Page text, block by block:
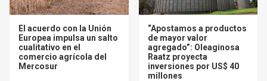
El acuerdo con la Unión
Europea impulsa un salto
cualitativo en el
comercio agrícola del
Mercosur
“Apostamos a productos
de mayor valor
agregado”: Oleaginosa
Raatz proyecta
inversiones por US$ 40
millones